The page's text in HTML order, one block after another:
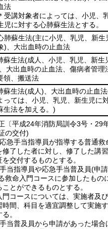
法
受講対象者によっては、小児、
児に対する心肺蘇生法とする。
肺蘇生法(主に小児、乳児、新生
) 、大出血時の止血法
蘇生法(成人、小児、乳児、新生
、大出血時の止血法、傷病者管理
領、搬送法
蘇生法(成人) 、大出血時の止血法
っては、小児、乳児、新生児に
生法を加える。)
〔平成24年消防局訓令3号・29
の交付)
急手当指導員が指導する普通救
修了した者に対し、修了した講
交付するものとする。
当指導員や応急手当普及員(申
救命入門コースに参加したもの
とができるものとする。
門コースについては、実施者及
時間、科目を適宜調整して実施
。
当普及員から申請があった場合